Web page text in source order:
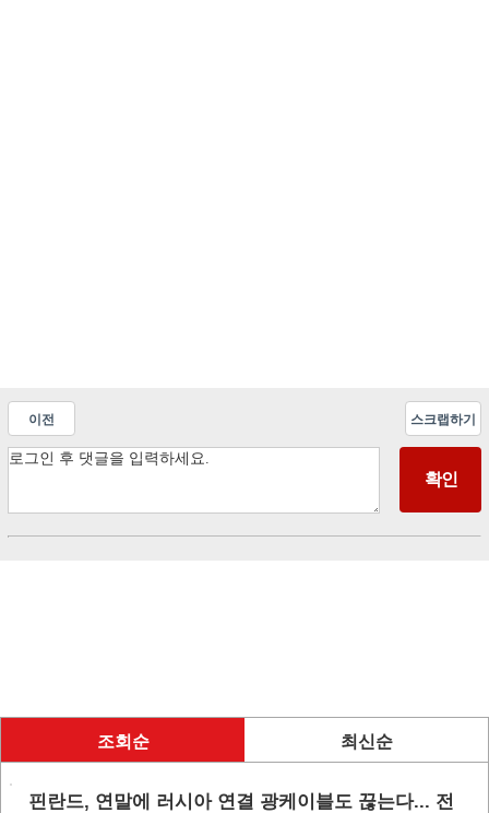
이전 스크랩하기
조회순 최신순
핀란드, 연말에 러시아 연결 광케이블도 끊는다... 전